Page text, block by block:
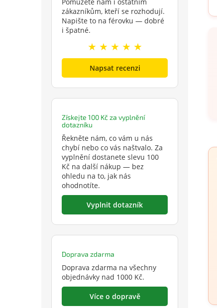
Pomůžete nám i ostatním
zákazníkům, kteří se rozhodují.
Napište to na férovku — dobré
i špatné.
★ ★ ★ ★ ★
Napsat recenzi
Získejte 100 Kč za vyplnění
dotazníku
Řekněte nám, co vám u nás
chybí nebo co vás naštvalo. Za
vyplnění dostanete slevu 100
Kč na další nákup — bez
ohledu na to, jak nás
ohodnotíte.
Vyplnit dotazník
Doprava zdarma
Doprava zdarma na všechny
objednávky nad 1000 Kč.
Více o dopravě